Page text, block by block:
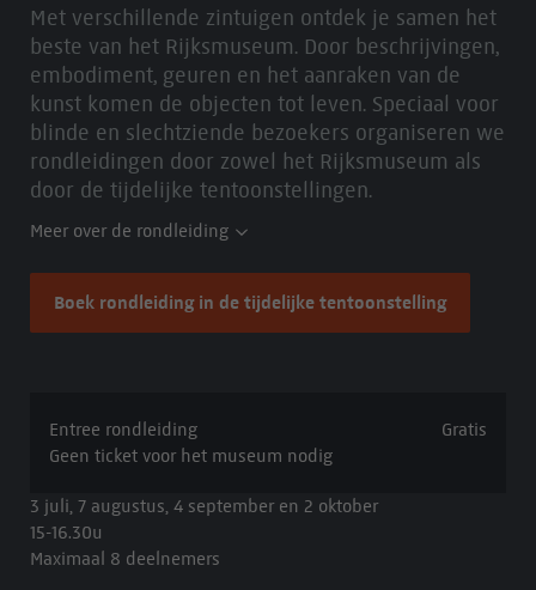
Met verschillende zintuigen ontdek je samen het
beste van het Rijksmuseum. Door beschrijvingen,
embodiment, geuren en het aanraken van de
kunst komen de objecten tot leven. Speciaal voor
blinde en slechtziende bezoekers organiseren we
rondleidingen door zowel het Rijksmuseum als
door de tijdelijke tentoonstellingen.
Meer over de rondleiding
Boek rondleiding in de tijdelijke tentoonstelling
Entree rondleiding
Gratis
Geen ticket voor het museum nodig
3 juli, 7 augustus, 4 september en 2 oktober
15-16.30u
Maximaal 8 deelnemers